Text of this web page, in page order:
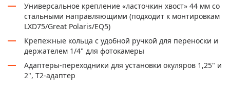
Универсальное крепление «ласточкин хвост» 44 мм со
стальными направляющими (подходит к монтировкам
LXD75/Great Polaris/EQ5)
Крепежные кольца с удобной ручкой для переноски и
держателем 1/4" для фотокамеры
Адаптеры-переходники для установки окуляров 1,25" и
2", Т2-адаптер